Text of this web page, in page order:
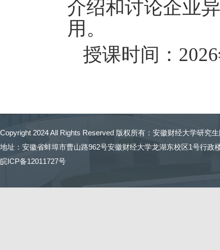
介绍和讨论企业
用。
授课时间： 2026
Copyright 2024 All Rights Reserved 版权所有： 安徽财经大学研究
地址：安徽省蚌埠市曹山路962号安徽财经大学龙湖东校区1号行政
皖ICP备12011727号